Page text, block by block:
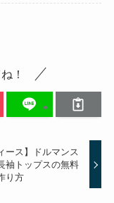
！
ース】ドルマンス
袖トップスの無料
り方